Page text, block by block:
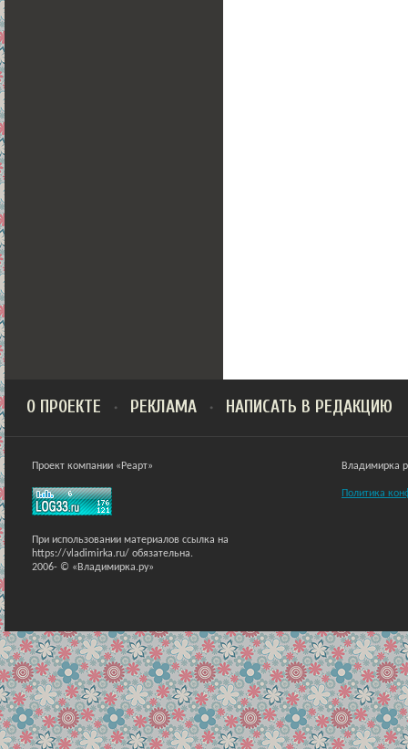
О ПРОЕКТЕ РЕКЛАМА НАПИСАТЬ В РЕДАКЦИЮ
Проект компании «Реарт»
При использовании материалов ссылка на
https://vladimirka.ru/ обязательна.
2006- © «Владимирка.ру»
Владимирка
Политика